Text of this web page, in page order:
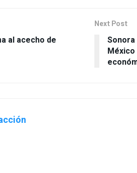
al acecho de
Next Post